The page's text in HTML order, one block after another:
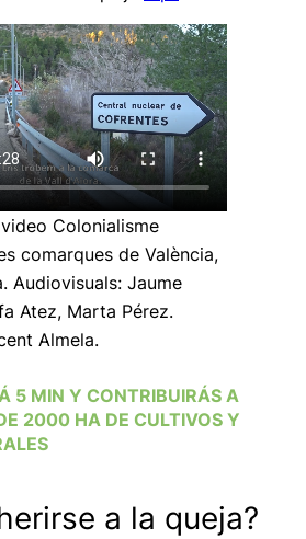
Colonialisme
comarques de València,
Audiovisuals: Jaume
Atez, Marta Pérez.
Almela.
5 MIN Y CONTRIBUIRÁS A
2000 HA DE CULTIVOS Y
a la queja?